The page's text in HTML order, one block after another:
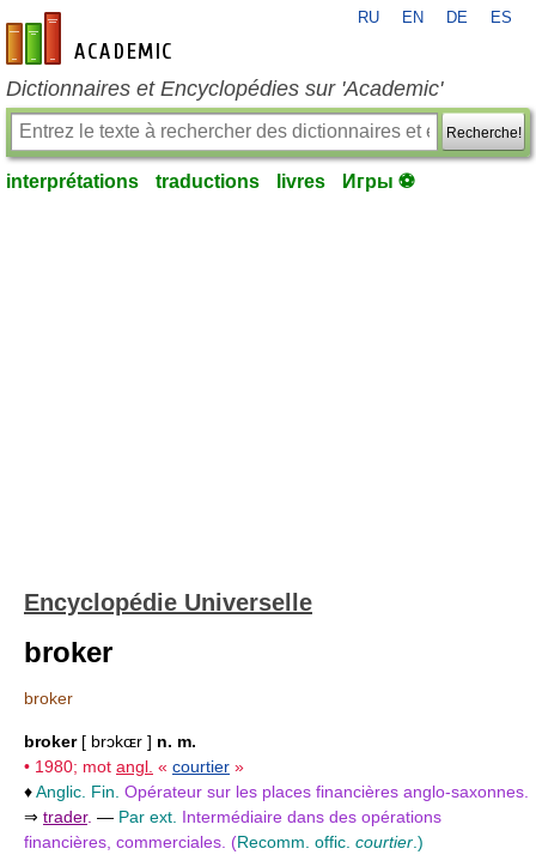
fr-academic.com
RU EN DE ES
Dictionnaires et Encyclopédies sur 'Academic'
Recherche!
interprétations traductions livres Игры ⚽
Encyclopédie Universelle
broker
broker
broker[ brɔkɶr ] n. m.
• 1980; mot angl. « courtier »
♦Anglic. Fin. Opérateur sur les places financières anglo-saxonnes.
⇒ trader. — Par ext. Intermédiaire dans des opérations
financières, commerciales. (Recomm. offic. courtier .)